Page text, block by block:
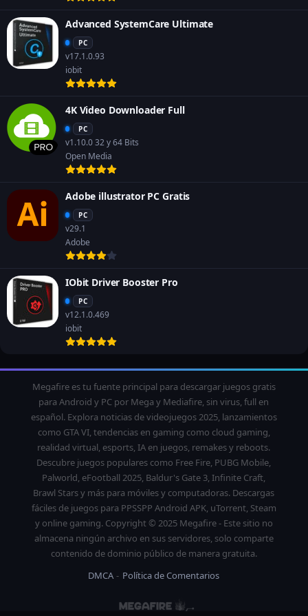
Advanced SystemCare Ultimate
PC
v17.1.0.93
iobit
4K Video Downloader Full
PC
v1.10.0 32 y 64 Bits
Open Media
Adobe illustrator PC Gratis
PC
v29.1
Adobe
IObit Driver Booster Pro
PC
v12.1.0.469
iobit
Megafire es tu fuente principal para descargar juegos gratis
para Android y PC por Mega y Mediafire, sin virus, full en
español. Explora noticias de videojuegos 2025, lanzamientos
como GTA VI, tendencias en gaming como cloud gaming,
realidad virtual, esports, IA en juegos, remakes y reboots.
Descubre juegos populares como Free Fire, PUBG Mobile,
Palworld, eFootball 2025, Baldur's Gate 3, Infinite Craft,
Brawl Stars y más para móviles y computadoras. Descargas
fáciles de juegos para PPSSPP Android APK, uTorrent, Steam
y online gaming. Copyright © 2025 Megafire - Este sitio no
almacena ningún archivo en sus servidores, solo comparte
contenido de dominio público de manera gratuita.
DMCA
Política de Comentarios